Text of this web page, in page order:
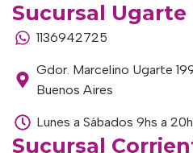
Sucursal Ugarte
1136942725
Gdor. Marcelino Ugarte
Buenos Aires
Lunes a Sábados 9hs a
Sucursal